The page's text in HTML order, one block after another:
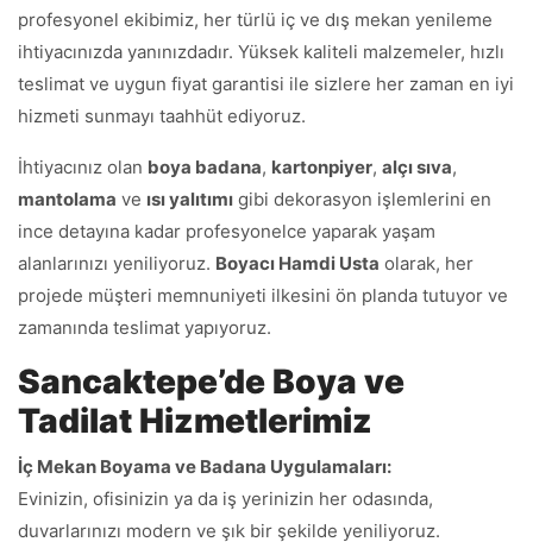
profesyonel ekibimiz, her türlü iç ve dış mekan yenileme
ihtiyacınızda yanınızdadır. Yüksek kaliteli malzemeler, hızlı
teslimat ve uygun fiyat garantisi ile sizlere her zaman en iyi
hizmeti sunmayı taahhüt ediyoruz.
İhtiyacınız olan boya badana, kartonpiyer, alçı sıva,
mantolama ve ısı yalıtımı gibi dekorasyon işlemlerini en
ince detayına kadar profesyonelce yaparak yaşam
alanlarınızı yeniliyoruz. Boyacı Hamdi Usta olarak, her
projede müşteri memnuniyeti ilkesini ön planda tutuyor ve
zamanında teslimat yapıyoruz.
Sancaktepe’de Boya ve
Tadilat Hizmetlerimiz
İç Mekan Boyama ve Badana Uygulamaları:
Evinizin, ofisinizin ya da iş yerinizin her odasında,
duvarlarınızı modern ve şık bir şekilde yeniliyoruz.